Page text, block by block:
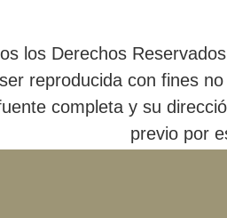
los Derechos
reproducida con fines
completa y su
previo por